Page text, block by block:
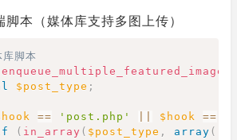
本（媒体库支持多图上传）
脚本
$post_type ;
== 'post.php' $hook ==
( in_array ( $post_type , array (